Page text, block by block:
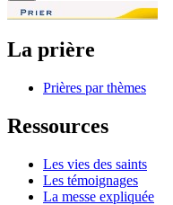
La prière
Prières par thèmes
Ressources
Les vies des saints
Les témoignages
La messe expliquée